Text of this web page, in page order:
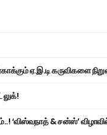
ஏ.இ.டி கருவிகளை
லுக்!
‘விஸ்வநாத் & சன்ஸ்’